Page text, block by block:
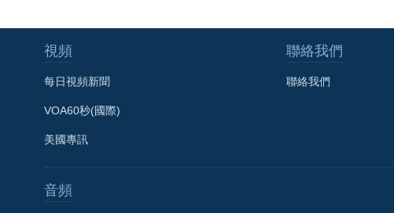
視頻
每日視頻新聞
VOA60秒(國際)
美國專訊
聯絡我們
聯絡我們
音頻